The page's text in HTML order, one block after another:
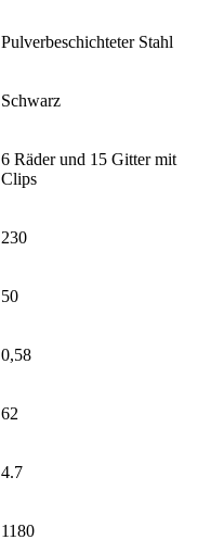
Pulverbeschichteter Stahl
Schwarz
6 Räder und 15 Gitter mit
Clips
230
50
0,58
62
4.7
1180